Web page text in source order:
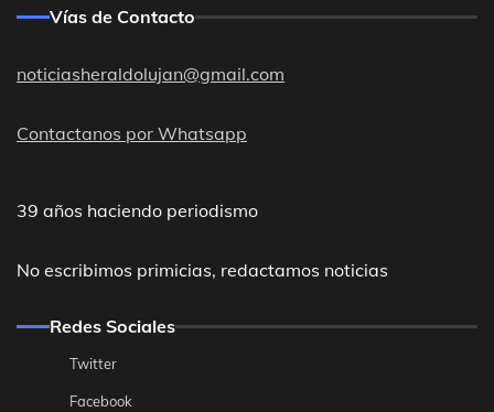
Vías de Contacto
noticiasheraldolujan@gmail.com
Contactanos por Whatsapp
39 años haciendo periodismo
No escribimos primicias, redactamos noticias
Redes Sociales
Twitter
Facebook